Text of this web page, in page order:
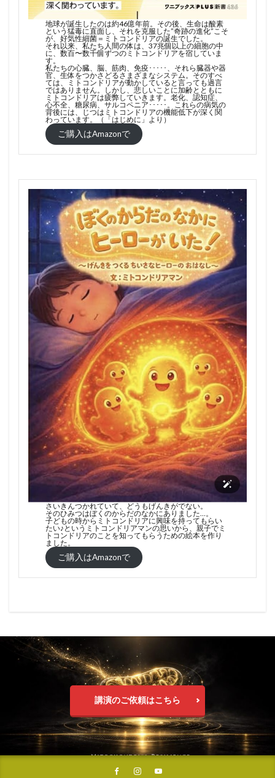
地球が誕生したのは約46億年前。その後、生命は酸素
という猛毒に直面し、それを克服した”奇跡の進化”こそ
が、好気性細菌＝ミトコンドリアの誕生でした。
それ以来、私たち人間の体は、37兆個以上の細胞の中
に、数百〜数千個ずつのミトコンドリアを宿していま
す。
私たちの心臓、脳、筋肉、免疫･････、それら臓器や器
官、生体をつかさどるさまざまなシステム。そのすべ
ては、ミトコンドリアが動かしていると言っても過言
ではありません。しかし、悲しいことに加齢とともに
ミトコンドリアは疲弊していきます。老化、認知症、
心不全、糖尿病、サルコペニア･････。これらの病気の
背後には、じつはミトコンドリアの機能低下が深く関
わっています。（「はじめに」より）
ご購入はAmazonで
さいきんつかれていて、どうもげんきがでない。
そのひみつはぼくのからだのなかにありました…。
子どもの時からミトコンドリアに興味を持ってもらい
たい♪というミトコンドリアマンの思いから、親子でミ
トコンドリアのことを知ってもらうための絵本を作り
ました。
ご購入はAmazonで
講演のご依頼はこちら